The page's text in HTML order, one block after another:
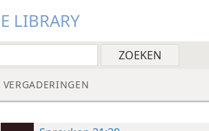
LIBRARY
VERGADERINGEN